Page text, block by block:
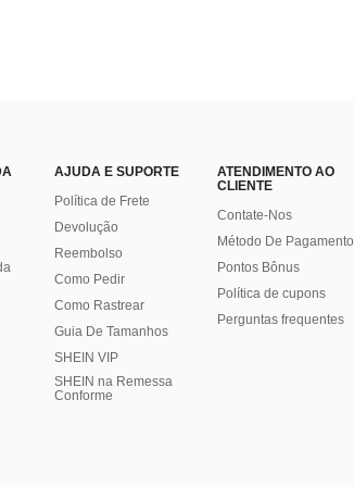
AJUDA E SUPORTE
Política de Frete
Devolução
Reembolso
Como Pedir
Como Rastrear
Guia De Tamanhos
SHEIN VIP
SHEIN na Remessa
Conforme
ATENDIMENTO AO
CLIENTE
Contate-Nos
Método De Pagamento
Pontos Bônus
Política de cupons
Perguntas frequentes